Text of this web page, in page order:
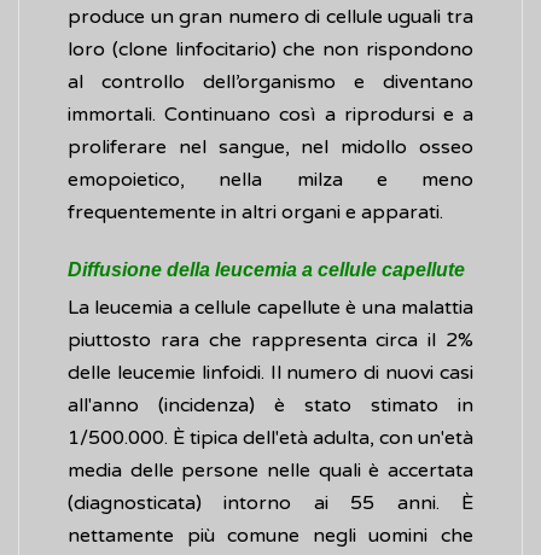
produce un gran numero di cellule uguali tra
loro (clone linfocitario) che non rispondono
al controllo dell’organismo e diventano
immortali. Continuano così a riprodursi e a
proliferare nel sangue, nel midollo osseo
emopoietico, nella milza e meno
frequentemente in altri organi e apparati.
Diffusione della leucemia a cellule capellute
La leucemia a cellule capellute è una malattia
piuttosto rara che rappresenta circa il 2%
delle leucemie linfoidi. Il numero di nuovi casi
all'anno (incidenza) è stato stimato in
1/500.000. È tipica dell'età adulta, con un'età
media delle persone nelle quali è accertata
(diagnosticata) intorno ai 55 anni. È
nettamente più comune negli uomini che